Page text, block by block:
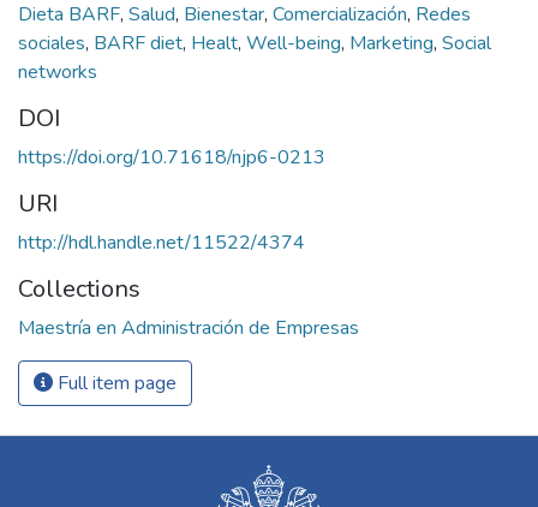
Dieta BARF, Salud, Bienestar, Comercialización, Redes
sociales, BARF diet, Healt, Well-being, Marketing, Social
networks
DOI
https://doi.org/10.71618/njp6-0213
URI
http://hdl.handle.net/11522/4374
Collections
Maestría en Administración de Empresas
Full item page